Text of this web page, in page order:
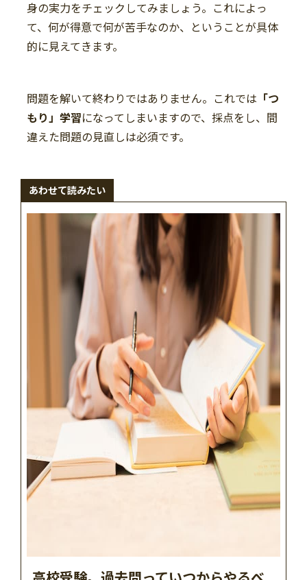
身の実力をチェックしてみましょう。これによっ
て、何が得意で何が苦手なのか、ということが具体
的に見えてきます。
問題を解いて終わりではありません。これでは 「つ
もり」学習になってしまいますので、採点をし、間
違えた問題の見直しは必須です。
あわせて読みたい